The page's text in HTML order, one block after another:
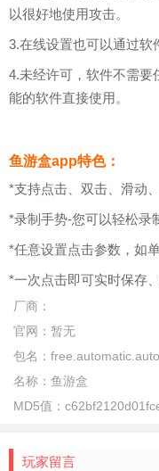
以很好地使用攻击。
3.在线设置也可以通过软
4.未经许可，软件不需要
能的软件直接使用。
鱼游盒app特色：
*支持点击、双击、滑动
*录制手势-您可以轻松录
*任意设置点击参数，如
*一次点击即可实时保存
厂商：
官网： 暂无
包名：
名称： 鱼游盒
MD5值：
玩家留言